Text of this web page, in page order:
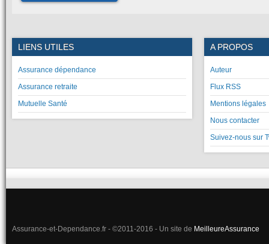
LIENS UTILES
Assurance dépendance
Assurance retraite
Mutuelle Santé
A PROPOS
Auteur
Flux RSS
Mentions légales
Nous contacter
Suivez-nous sur
Assurance-et-Dependance.fr - ©2011-2016 - Un site de MeilleureAssurance